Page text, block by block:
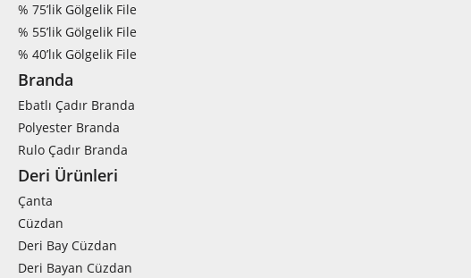
% 75’lik Gölgelik File
% 55’lik Gölgelik File
% 40’lık Gölgelik File
Branda
Ebatlı Çadır Branda
Polyester Branda
Rulo Çadır Branda
Deri Ürünleri
Çanta
Cüzdan
Deri Bay Cüzdan
Deri Bayan Cüzdan